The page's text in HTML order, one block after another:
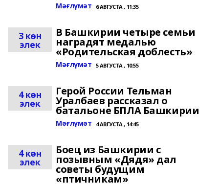
Мәғлүмәт 6 АВГУСТА , 11:35
3 көн
элек
В Башкирии четыре семьи
наградят медалью
«Родительская доблесть»
Мәғлүмәт 5 АВГУСТА , 10:55
4 көн
элек
Герой России Тельман
Уралбаев рассказал о
батальоне БПЛА Башкирии
Мәғлүмәт 4 АВГУСТА , 14:45
4 көн
элек
Боец из Башкирии с
позывным «Дядя» дал
советы будущим
«птичникам»